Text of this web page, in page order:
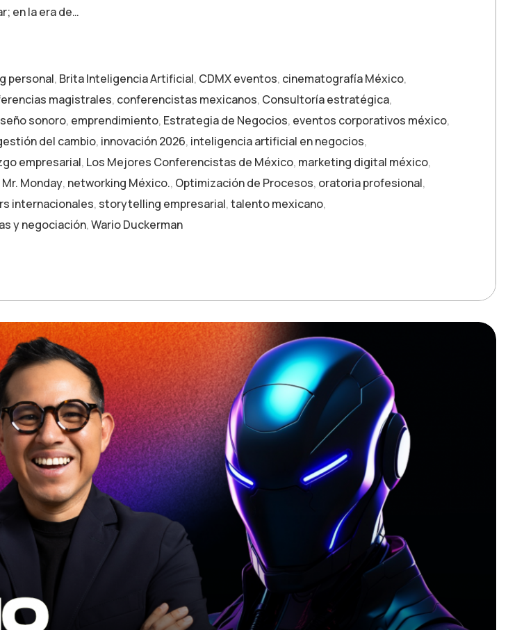
en la era de…
personal, Brita Inteligencia Artificial, CDMX eventos, cinematografía México,
magistrales, conferencistas mexicanos, Consultoría estratégica,
sonoro, emprendimiento, Estrategia de Negocios, eventos corporativos méxico,
del cambio, innovación 2026, inteligencia artificial en negocios,
empresarial, Los Mejores Conferencistas de México, marketing digital méxico,
Mr. Monday, networking México., Optimización de Procesos, oratoria profesional,
internacionales, storytelling empresarial,talento mexicano,
y negociación,Wario Duckerman